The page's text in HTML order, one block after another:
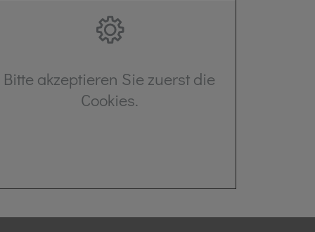
Bitte akzeptieren Sie zuerst die
Cookies.